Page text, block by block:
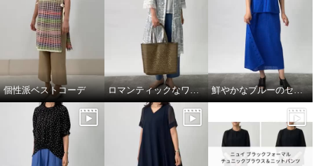
ナチュラム お手入れ簡単 カシミ
ヤヤクの Ａラインシルエット プ
ルオーバー
ブラック Ｌ
個性派ベストコーデ 鮮やかなブルーのセットアップコーデ。